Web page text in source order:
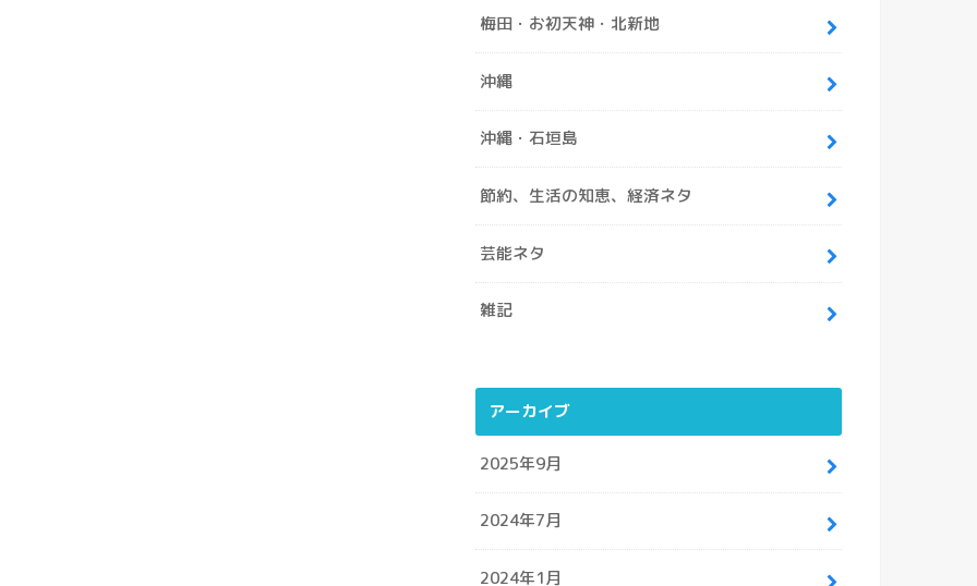
梅田・お初天神・北新地
沖縄
沖縄・石垣島
節約、生活の知恵、経済ネタ
芸能ネタ
雑記
アーカイブ
2025年9月
2024年7月
2024年1月